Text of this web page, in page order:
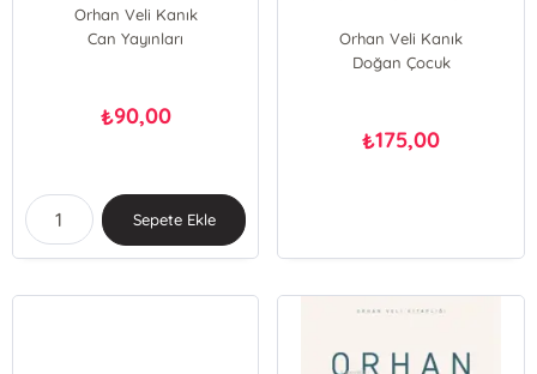
Orhan Veli Kanık
Can Yayınları
₺90,00
Sepete Ekle
Orhan Veli Kanık
Doğan Çocuk
₺175,00